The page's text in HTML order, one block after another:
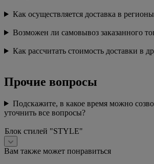
Как осуществляется доставка в
Возможен ли самовывоз заказанного
Как рассчитать стоимость доставки в
Прочие вопросы
Подскажите, в какое время можно
уточнить все вопросы?
Блок стилей "STYLE"
Вам также может понравиться